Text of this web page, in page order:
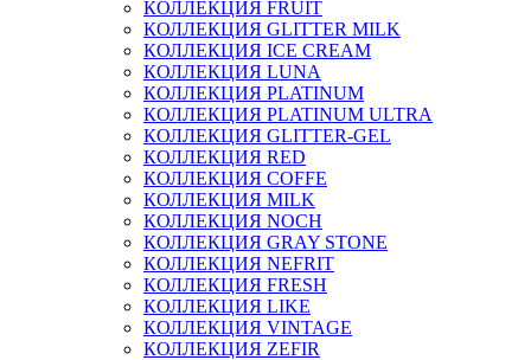
КОЛЛЕКЦИЯ FRUIT
КОЛЛЕКЦИЯ GLITTER MILK
КОЛЛЕКЦИЯ ICE CREAM
КОЛЛЕКЦИЯ LUNA
КОЛЛЕКЦИЯ PLATINUM
КОЛЛЕКЦИЯ PLATINUM ULTRA
КОЛЛЕКЦИЯ GLITTER-GEL
КОЛЛЕКЦИЯ RED
КОЛЛЕКЦИЯ COFFE
КОЛЛЕКЦИЯ MILK
КОЛЛЕКЦИЯ NOCH
КОЛЛЕКЦИЯ GRAY STONE
КОЛЛЕКЦИЯ NEFRIT
КОЛЛЕКЦИЯ FRESH
КОЛЛЕКЦИЯ LIKE
КОЛЛЕКЦИЯ VINTAGE
КОЛЛЕКЦИЯ ZEFIR